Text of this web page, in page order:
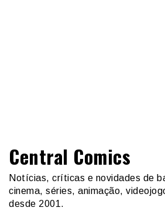
Central Comics
Notícias, críticas e novidades de
cinema, séries, animação,
desde 2001.